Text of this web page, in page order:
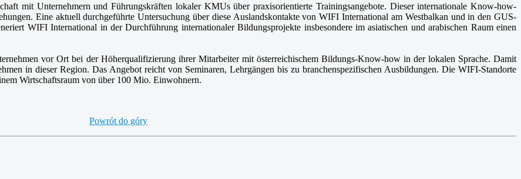
mit Unternehmern und Führungskräften lokaler KMUs über praxisorientierte Trainingsangebote. Dieser internationale Know-how-
Eine aktuell durchgeführte Untersuchung über diese Auslandskontakte von WIFI International am Westbalkan und in den GUS-
WIFI International in der Durchführung internationaler Bildungsprojekte insbesondere im asiatischen und arabischen Raum einen
vor Ort bei der Höherqualifizierung ihrer Mitarbeiter mit österreichischem Bildungs-Know-how in der lokalen Sprache. Damit
in dieser Region. Das Angebot reicht von Seminaren, Lehrgängen bis zu branchenspezifischen Ausbildungen. Die WIFI-Standorte
Wirtschaftsraum von über 100 Mio. Einwohnern.
Powrót do góry